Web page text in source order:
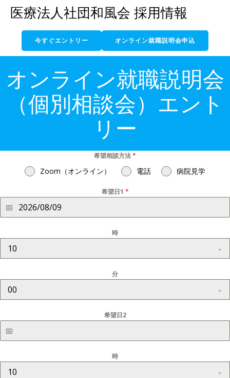
コ
ン
テ
ン
ツ
へ
ス
キ
ッ
プ
医療法人社団和風会 採用情報
今すぐエントリー オンライン就職説明会申込
オンライン就職説明会
（個別相談会）エント
リー
希望相談方法*
Zoom（オンライン） 電話 病院見学
希望日1 *
時
10
分
00
希望日2
時
10